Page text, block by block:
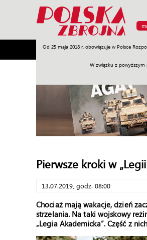
Od 25 maja 2018 r. obowiązuje w Polsce
W związku z powyższym
Armia Poligon Sprzęt
Pierwsze kroki w
13.07.2019, godz. 08:00
Chociaż mają wakacje, dzień
strzelania. Na taki wojskowy
„Legia Akademicka”. Część z